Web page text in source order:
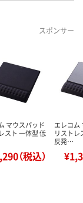
スポンサー
マウスパッド
スト 一体型 低
（税込）
エレコム
リストレ
反発…